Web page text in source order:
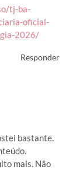
tj-ba-
oficial-
2026/
Responder
bastante.
mais. Não